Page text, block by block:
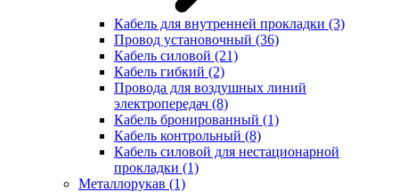
Кабель для внутренней прокладки (3)
Провод установочный (36)
Кабель силовой (21)
Кабель гибкий (2)
Провода для воздушных линий
электропередач (8)
Кабель бронированный (1)
Кабель контрольный (8)
Кабель силовой для нестационарной
прокладки (1)
Металлорукав (1)